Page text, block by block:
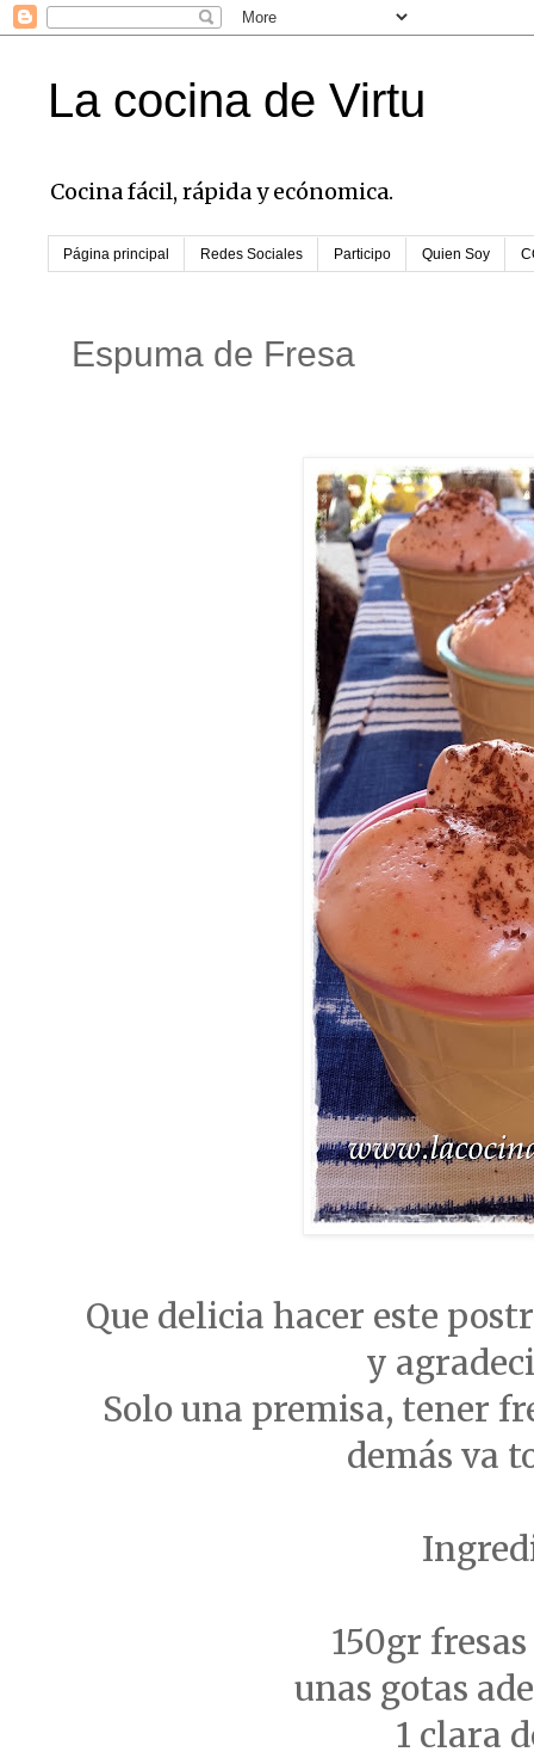
La cocina de Virtu
Cocina fácil, rápida y ecónomica.
Página principal Redes Sociales Participo Quien Soy
Espuma de Fresa
Que delicia hacer este
y
Solo una premisa, tener
demás va
150gr
unas gotas
1 clara